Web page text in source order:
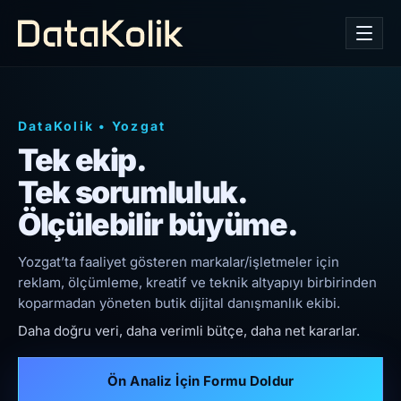
DataKolik • Yozgat
Tek ekip.
Tek sorumluluk.
Ölçülebilir büyüme.
Yozgat’ta faaliyet gösteren markalar/işletmeler için
reklam, ölçümleme, kreatif ve teknik altyapıyı birbirinden
koparmadan yöneten butik dijital danışmanlık ekibi.
Daha doğru veri, daha verimli bütçe, daha net kararlar.
Ön Analiz İçin Formu Doldur